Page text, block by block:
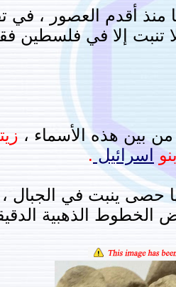
منذ أقدم العصور ، في
لا تنبت إلا في
بين هذه الأسماء ،
اسرائيل .
حصى ينبت في الجبال
الخطوط الذهبية